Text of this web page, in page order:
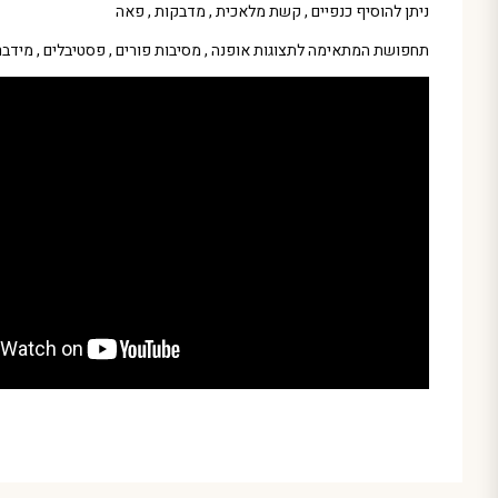
ניתן להוסיף כנפיים , קשת מלאכית , מדבקות , פאה
תחפושת המתאימה לתצוגות אופנה , מסיבות פורים , פסטיבלים ,